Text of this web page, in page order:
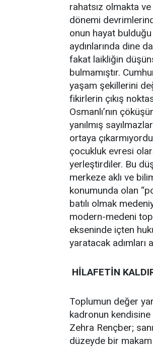
rahatsız olmakta
dönemi
onun hayat
aydınlarında dine
fakat laikliğin
bulmamıştır.
yaşam şekillerini
fikirlerin çıkış
Osmanlı’nın
yanılmış
ortaya
çocukluk evresi
yerleştirdiler. Bu
merkeze aklı ve
konumunda olan
batılı olmak
modern-medeni
ekseninde içten
yaratacak adımları
HİLAFETİN
Toplumun değer
kadronun kendisine
Zehra Rençber;
düzeyde bir